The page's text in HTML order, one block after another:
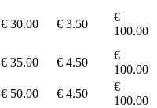
€ 30.00 € 3.50
€
100.00
€ 35.00 € 4.50
€
100.00
€ 50.00 € 4.50
€
100.00